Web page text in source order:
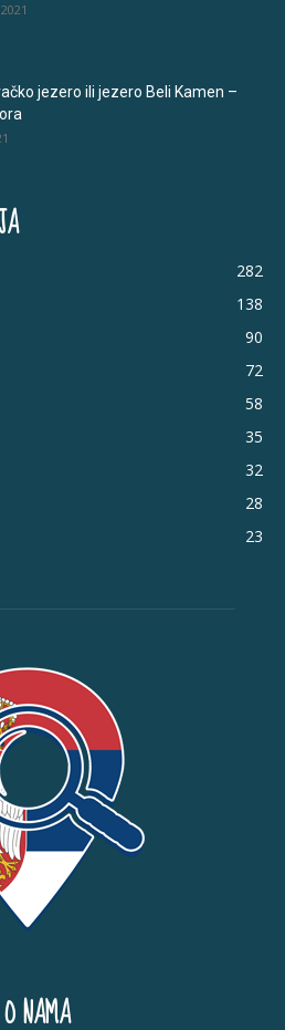
jezero ili jezero Beli Kamen –
282
138
90
72
58
35
32
28
23
O NAMA